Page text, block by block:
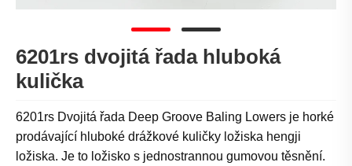
6201rs dvojitá řada hluboká
kulička
6201rs Dvojitá řada Deep Groove Baling Lowers je horké
prodávající hluboké drážkové kuličky ložiska hengji
ložiska. Je to ložisko s jednostrannou gumovou těsnění.